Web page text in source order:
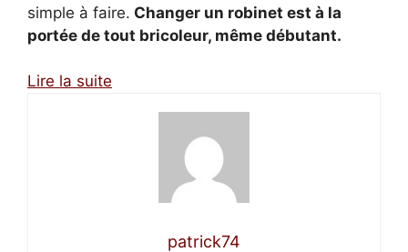
simple à faire. Changer un robinet est à la
portée de tout bricoleur, même débutant.
Lire la suite
patrick74